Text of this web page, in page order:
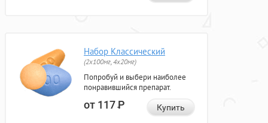
Набор Классический
(2x100мг, 4x20мг)
Попробуй и выбери наиболее
понравившийся препарат.
от 117Р Купить